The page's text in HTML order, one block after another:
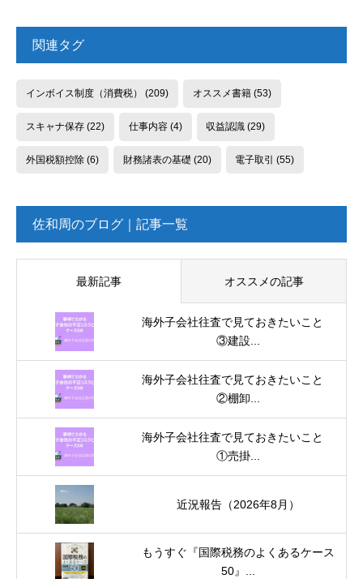
関連タグ
インボイス制度（消費税） (209) オススメ書籍(53)
スキャナ保存(22) 仕事内容(4) 収益認識 (29)
外国税額控除(6) 財務諸表の基礎 (20) 電子取引 (55)
佐和周のブログ｜記事一覧
最新記事 オススメの記事
海外子会社往査で見ておきたいこと
③建設...
海外子会社往査で見ておきたいこと
②棚卸...
海外子会社往査で見ておきたいこと
①売掛...
近況報告（2026年8月）
もうすぐ『国際税務のよくあるケース
50』...